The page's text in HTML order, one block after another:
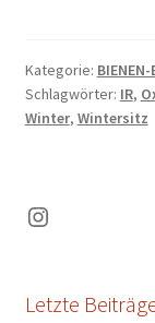
Kategorie: BIENEN-
Schlagwörter: IR,
Winter, Wintersitz
Instagram
Letzte